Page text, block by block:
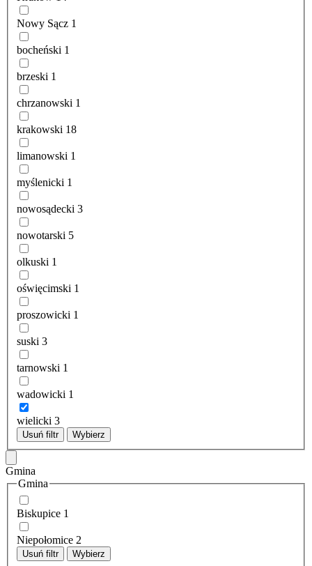
Nowy Sącz 1
bocheński 1
brzeski 1
chrzanowski 1
krakowski 18
limanowski 1
myślenicki 1
nowosądecki 3
nowotarski 5
olkuski 1
oświęcimski 1
proszowicki 1
suski 3
tarnowski 1
wadowicki 1
wielicki 3
Usuń filtr Wybierz
Gmina
Gmina
Biskupice 1
Niepołomice 2
Usuń filtr Wybierz